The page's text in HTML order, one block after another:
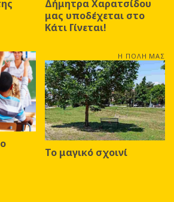
Δήμητρα Χαρατσίδου
μας υποδέχεται στο
Κάτι Γίνεται!
Η ΠΟΛΗ ΜΑΣ
Το μαγικό σχοινί